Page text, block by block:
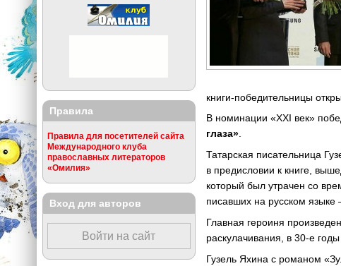
книги-победительницы
В номинации «XXI век»
глаза».
Татарская писательница
в предисловии к книге,
который был утрачен со
писавших на русском
Главная героиня
раскулачивания, в 30-е годы
Гузель Яхина с романом
Правила
Правила для посетителей сайта
Международного клуба
православных литераторов
«Омилия»
Вход для авторов
Войти на сайт